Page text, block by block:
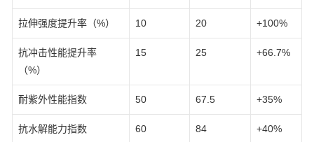
拉伸强度提升率（%） 10 20 +100%
抗冲击性能提升率
（%）
15 25 +66.7%
耐紫外性能指数 50 67.5 +35%
抗水解能力指数 60 84 +40%